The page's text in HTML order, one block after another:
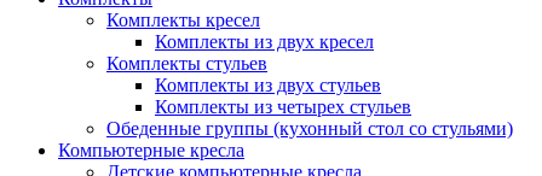
Комплекты кресел
Комплекты из двух кресел
Комплекты стульев
Комплекты из двух стульев
Комплекты из четырех стульев
Обеденные группы (кухонный стол со стульями)
Компьютерные кресла
Детские компьютерные кресла